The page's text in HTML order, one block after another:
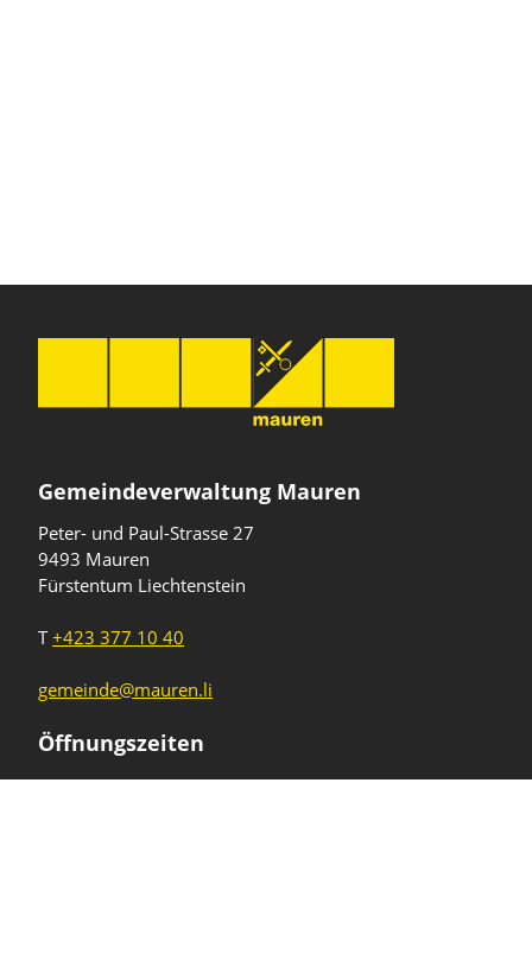
Gemeindeverwaltung Mauren
Peter- und Paul-Strasse 27
9493 Mauren
Fürstentum Liechtenstein
T+423 377 10 40
gemeinde@mauren.li
Öffnungszeiten
WochentageUhrzeiten